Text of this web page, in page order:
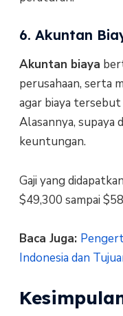
6. Akuntan
Akuntan biaya
perusahaan, serta
agar biaya
Alasannya, supaya
keuntungan.
Gaji yang
$49,300 sampai
Baca Juga:
Indonesia dan